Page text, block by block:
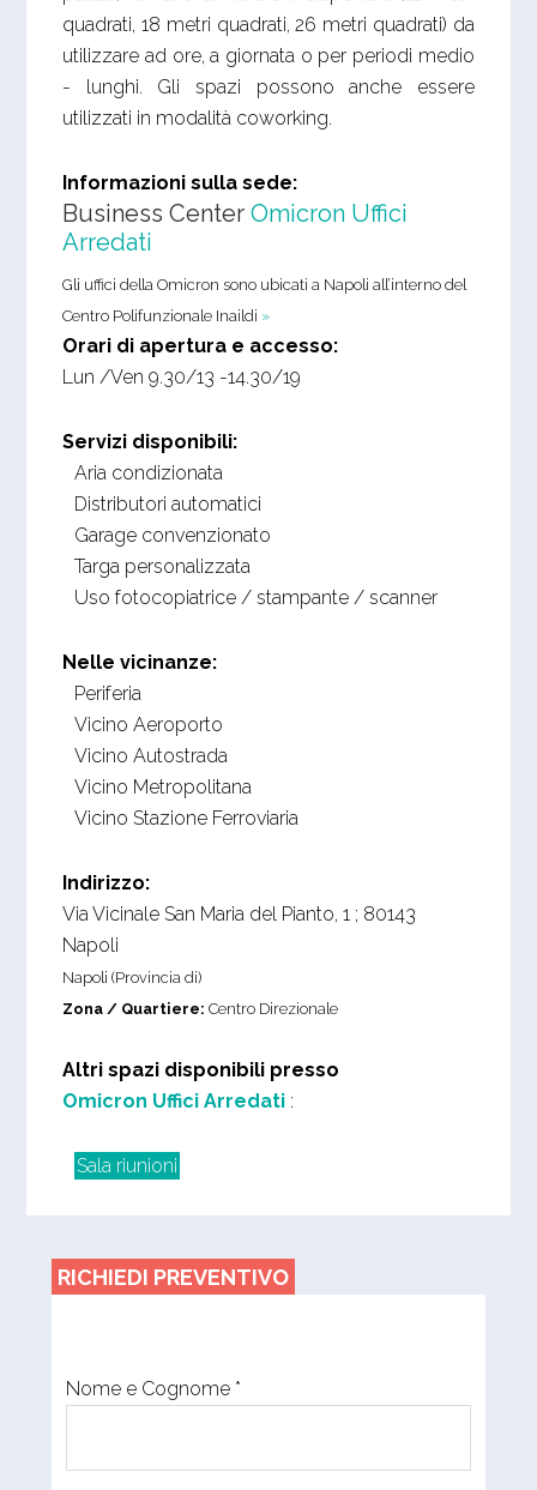
quadrati, 18 metri quadrati, 26 metri quadrati) da
utilizzare ad ore, a giornata o per periodi medio
- lunghi. Gli spazi possono anche essere
utilizzati in modalità coworking.
Informazioni sulla sede:
Business CenterOmicron Uffici
Arredati
Gli uffici della Omicron sono ubicati a Napoli all’interno del
Centro Polifunzionale Inaildi »
Orari di apertura e accesso:
Lun /Ven 9.30/13 -14.30/19
Servizi disponibili:
Aria condizionata
Distributori automatici
Garage convenzionato
Targa personalizzata
Uso fotocopiatrice / stampante / scanner
Nelle vicinanze:
Periferia
Vicino Aeroporto
Vicino Autostrada
Vicino Metropolitana
Vicino Stazione Ferroviaria
Indirizzo:
Via Vicinale San Maria del Pianto, 1 ; 80143
Napoli
Napoli (Provincia di)
Zona / Quartiere: Centro Direzionale
Altri spazi disponibili presso
Omicron Uffici Arredati :
Sala riunioni
RICHIEDI PREVENTIVO
Nome e Cognome *